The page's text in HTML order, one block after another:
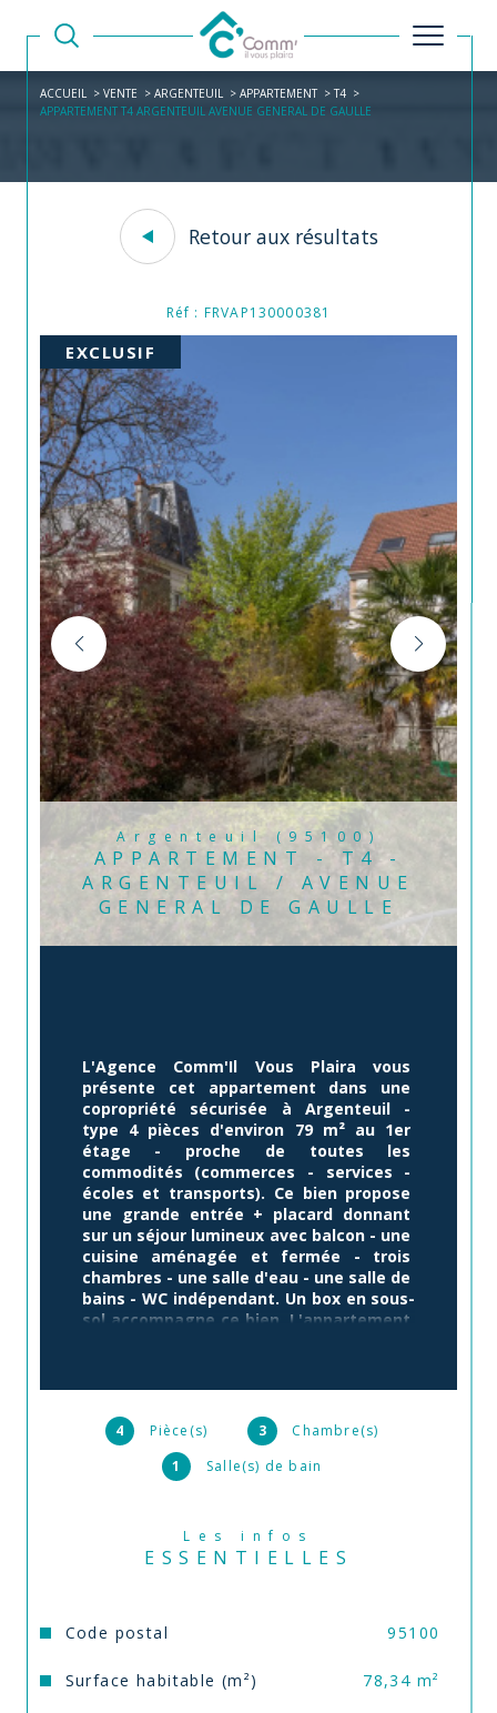
ACCUEIL VENTE ARGENTEUIL APPARTEMENT
T4
APPARTEMENT T4 ARGENTEUIL AVENUE GENERAL DE GAULLE
Retour aux résultats
Réf : FRVAP130000381
EXCLUSIF
Argenteuil (95100)
APPARTEMENT - T4 -
ARGENTEUIL / AVENUE
GENERAL DE GAULLE
4 Pièce(s) 3
Chambre(s)
1
Salle(s) de bain
Les infos
ESSENTIELLES
Caractéristiques Valeurs
Code postal 95100
Surface habitable (m²) 78,34 m²
L'Agence Comm'Il Vous Plaira vous
présente cet appartement dans une
copropriété sécurisée à Argenteuil -
type 4 pièces d'environ 79 m² au 1er
étage - proche de toutes les
commodités (commerces - services -
écoles et transports). Ce bien propose
une grande entrée + placard donnant
sur un séjour lumineux avec balcon - une
cuisine aménagée et fermée - trois
chambres - une salle d'eau - une salle de
bains - WC indépendant. Un box en sous-
sol accompagne ce bien. L'appartement
Vous Plaira au 07 78 55 18 81.
Annonce proposée par un agent commercial
est exposé sont disponibles sur le site